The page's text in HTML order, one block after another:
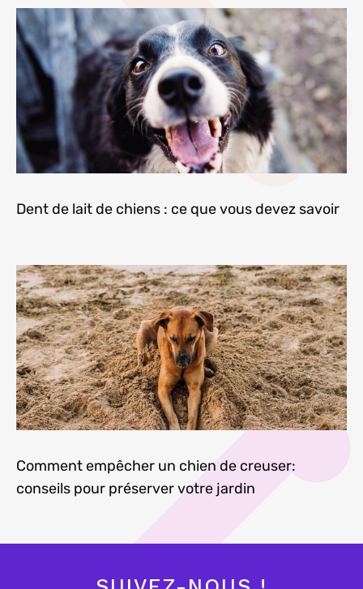
Dent de lait de chiens : ce que vous devez savoir
Comment empêcher un chien de creuser:
conseils pour préserver votre jardin